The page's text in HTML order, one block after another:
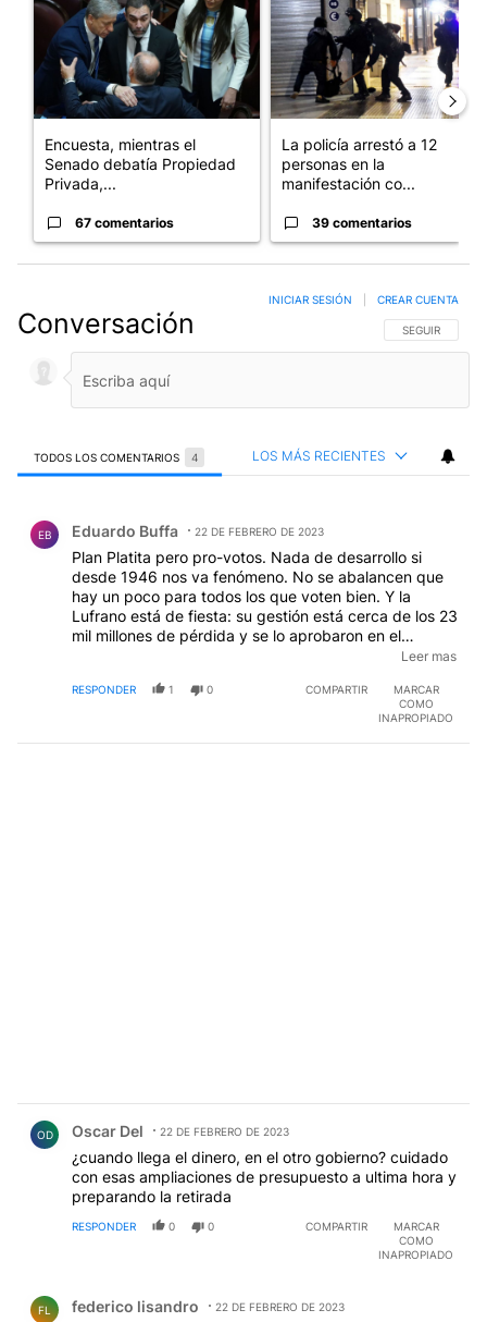
Encuesta, mientras el
Senado debatía Propiedad
Privada,...
67 comentarios
La policía arrestó a 12
personas en la
manifestación co...
39 comentarios
Conversación SIGA ESTA
SEGUIR
INICIAR SESIÓN CREAR CUENTA
TODOS LOS COMENTARIOS 4 LOS MÁS RECIENTES
EB Eduardo Buffa 22 DE FEBRERO DE 2023
Plan Platita pero pro-votos. Nada de desarrollo si
desde 1946 nos va fenómeno. No se abalancen que
hay un poco para todos los que voten bien. Y la
Lufrano está de fiesta: su gestión está cerca de los 23
mil millones de pérdida y se lo aprobaron en el
presupuesto. ¿Cómo puede perder un sistema de
no tienen propaganda privada, la que garpa, y todo
sale de la teta del Estado. Y Massa quiere convencer
Leer mas
RESPONDER 1 0 COMPARTIR
MARCAR
COMO
INAPROPIADO
OD Oscar Del 22 DE FEBRERO DE 2023
¿cuando llega el dinero, en el otro gobierno? cuidado
con esas ampliaciones de presupuesto a ultima hora y
preparando la retirada
RESPONDER 0 0 COMPARTIR
MARCAR
COMO
INAPROPIADO
FL federico lisandro 22 DE FEBRERO DE 2023